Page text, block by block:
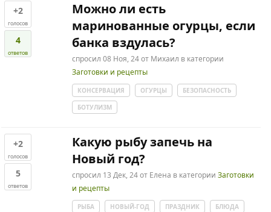
+2
голосов
4
ответов
Можно ли есть
маринованные огурцы, если
банка вздулась?
спросил 08 Ноя, 24 от Михаил в категории
Заготовки и рецепты
КОНСЕРВАЦИЯ ОГУРЦЫ
БЕЗОПАСНОСТЬ
БОТУЛИЗМ
+2
голосов
5
ответов
Какую рыбу запечь на
Новый год?
спросил 13 Дек, 24 от Елена в категории Заготовки
и рецепты
РЫБА НОВЫЙ-ГОД ПРАЗДНИК
БЛЮДА